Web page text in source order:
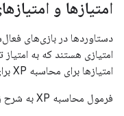
امتیازها و
امتیازها برای محاسبه XP برای هر دستاورد استفاده می‌شوند.
فرمول محاسبه XP به شرح زیر است: